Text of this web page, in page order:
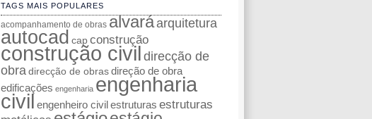
TAGS MAIS POPULARES
acompanhamento de obras alvaráarquitetura
autocad cap construção
construção civil direcção de
obra direcção de obras direção de obra
edificações engenharia engenharia
civil engenheiro civil estruturas estruturas